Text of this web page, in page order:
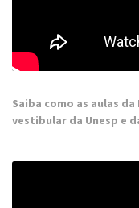
Saiba como as aulas
vestibular da Unesp e